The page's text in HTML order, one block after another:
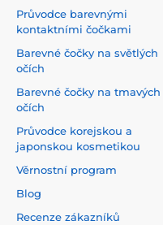
Průvodce barevnými
kontaktními čočkami
Barevné čočky na světlých
očích
Barevné čočky na tmavých
očích
Průvodce korejskou a
japonskou kosmetikou
Věrnostní program
Blog
Recenze zákazníků